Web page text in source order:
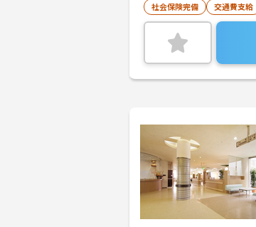
社会保険完備 交通費支給